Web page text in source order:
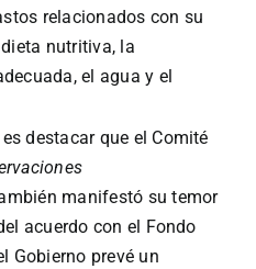
relacionados con su
nutritiva, la
el agua y el
destacar que el Comité
manifestó su temor
acuerdo con el Fondo
Gobierno prevé un